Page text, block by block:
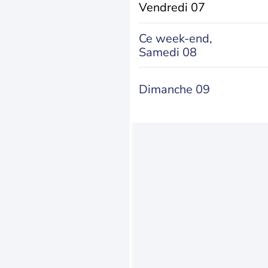
Vendredi 07
Ce week-end,
Samedi 08
Dimanche 09